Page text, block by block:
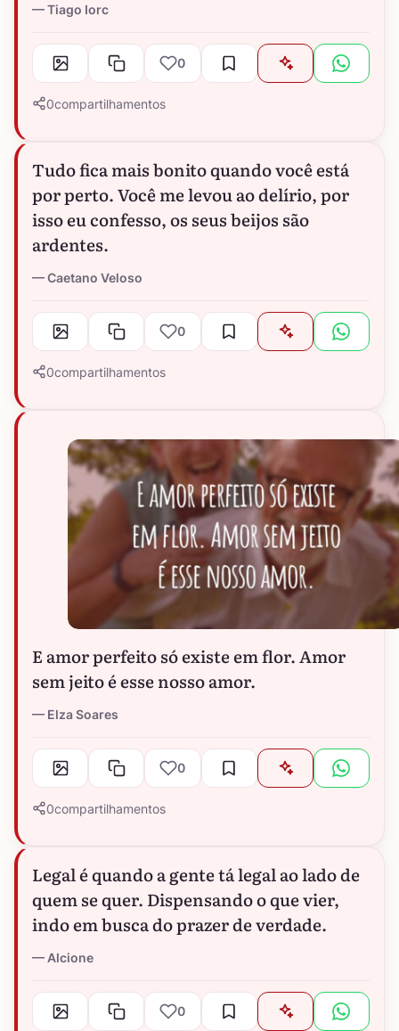
Tiago Iorc
0
0compartilhamentos
Tudo fica mais bonito quando você está
por perto. Você me levou ao delírio, por
isso eu confesso, os seus beijos são
ardentes.
Caetano Veloso
0
0compartilhamentos
E amor perfeito só existe em flor. Amor
sem jeito é esse nosso amor.
Elza Soares
0
0compartilhamentos
Legal é quando a gente tá legal ao lado de
quem se quer. Dispensando o que vier,
indo em busca do prazer de verdade.
Alcione
0